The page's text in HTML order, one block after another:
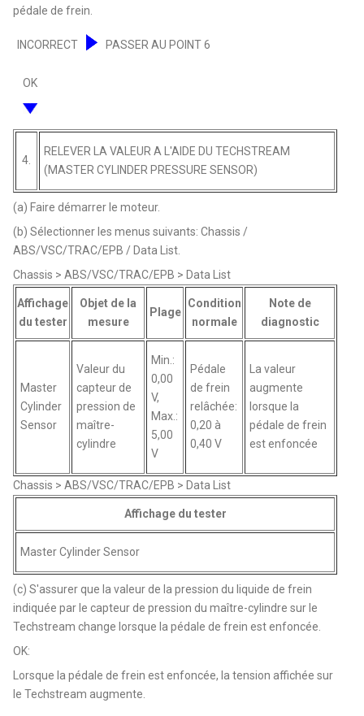
pédale de frein.
INCORRECT PASSER AU POINT 6
OK
4.
RELEVER LA VALEUR A L'AIDE DU TECHSTREAM
(MASTER CYLINDER PRESSURE SENSOR)
(a) Faire démarrer le moteur.
(b) Sélectionner les menus suivants: Chassis /
ABS/VSC/TRAC/EPB / Data List.
Chassis > ABS/VSC/TRAC/EPB > Data List
Affichage
du tester
Objet de la
mesure
Plage
Condition
normale
Note de
diagnostic
Master
Cylinder
Sensor
Valeur du
capteur de
pression de
maître-
cylindre
Min.:
0,00
V,
Max.:
5,00
V
Pédale
de frein
relâchée:
0,20 à
0,40 V
La valeur
augmente
lorsque la
pédale de frein
est enfoncée
Chassis > ABS/VSC/TRAC/EPB > Data List
Affichage du tester
Master Cylinder Sensor
(c) S'assurer que la valeur de la pression du liquide de frein
indiquée par le capteur de pression du maître-cylindre sur le
Techstream change lorsque la pédale de frein est enfoncée.
OK:
Lorsque la pédale de frein est enfoncée, la tension affichée sur
le Techstream augmente.